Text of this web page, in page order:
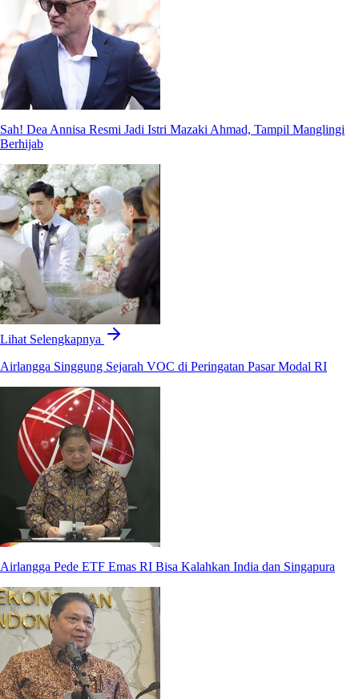
Sah! Dea Annisa Resmi Jadi Istri Mazaki Ahmad, Tampil Manglingi
Berhijab
Lihat Selengkapnya
Airlangga Singgung Sejarah VOC di Peringatan Pasar Modal RI
Airlangga Pede ETF Emas RI Bisa Kalahkan India dan Singapura